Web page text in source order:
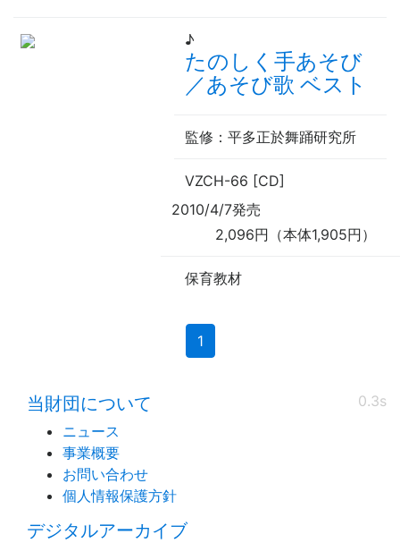
♪
たのしく手あそび
／あそび歌 ベスト
監修 ：平多正於舞踊研究所
VZCH-66 [CD]
2010/4/7発売
2,096円（本体1,905円）
保育教材
1(current)
0.3s
当財団について
ニュース
事業概要
お問い合わせ
個人情報保護方針
デジタルアーカイブ